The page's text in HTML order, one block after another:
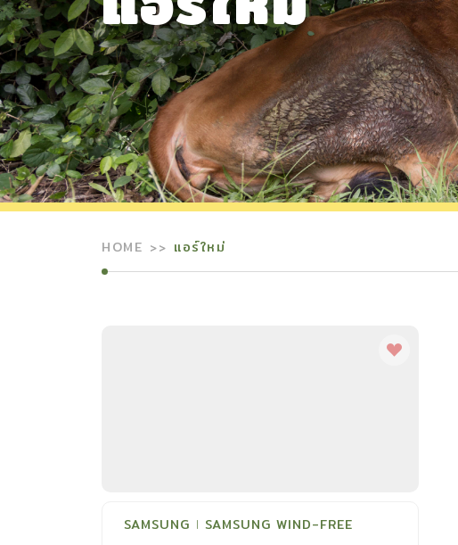
HOME แอร์ใหม่
SAMSUNG SAMSUNG WIND-FREE